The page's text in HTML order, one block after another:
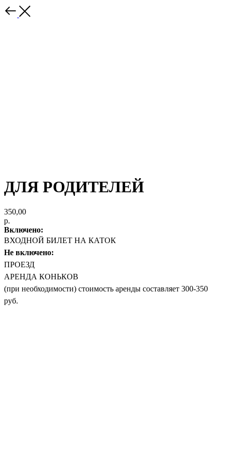
ДЛЯ РОДИТЕЛЕЙ
350,00
р.
Включено:
ВХОДНОЙ БИЛЕТ НА КАТОК
Не включено:
ПРОЕЗД
АРЕНДА КОНЬКОВ
(при необходимости) стоимость аренды составляет 300-350
руб.